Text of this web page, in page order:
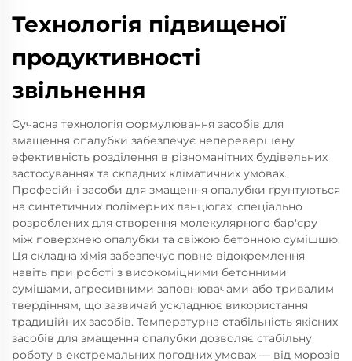
Технологія підвищеної
продуктивності
звільнення
Сучасна технологія формулювання засобів для
змащення опалубки забезпечує неперевершену
ефективність розділення в різноманітних будівельних
застосуваннях та складних кліматичних умовах.
Професійні засоби для змащення опалубки ґрунтуються
на синтетичних полімерних ланцюгах, спеціально
розроблених для створення молекулярного бар'єру
між поверхнею опалубки та свіжою бетонною сумішшю.
Ця складна хімія забезпечує повне відокремлення
навіть при роботі з високоміцними бетонними
сумішами, агресивними заповнювачами або тривалим
твердінням, що зазвичай ускладнює використання
традиційних засобів. Температурна стабільність якісних
засобів для змащення опалубки дозволяє стабільну
роботу в екстремальних погодних умовах — від морозів